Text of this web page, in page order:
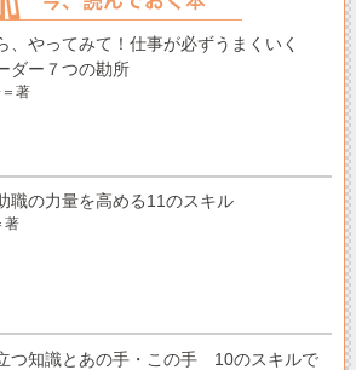
、やってみて！仕事が必ずうまくいく
ダー７つの勘所
著
職の力量を高める11のスキル
著
つ知識とあの手・この手 10のスキルで